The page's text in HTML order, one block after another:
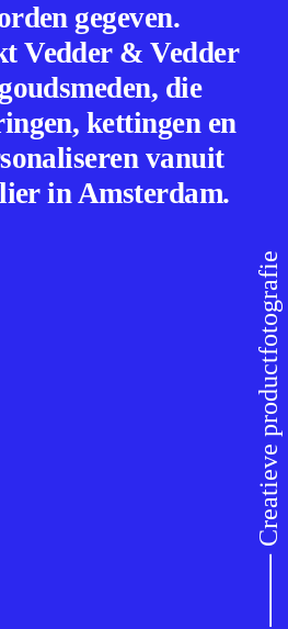
gegeven.
Vedder & Vedder
die
kettingen en
vanuit
in Amsterdam.
⸻ Creatieve productfotografie